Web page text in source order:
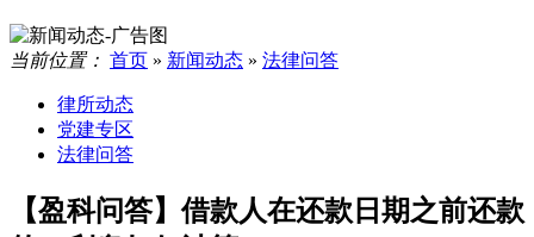
当前位置： 首页 » 新闻动态 » 法律问答
律所动态
党建专区
法律问答
【盈科问答】借款人在还款日期之前还款